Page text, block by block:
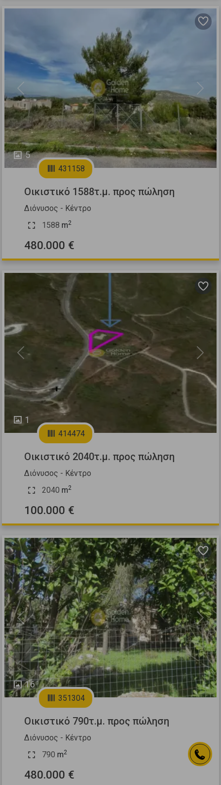
5
Previous Next
431158
Οικιστικό 1588τ.μ. προς πώληση
Διόνυσος - Κέντρο
1588 m2
480.000 €
1
Previous Next
414474
Οικιστικό 2040τ.μ. προς πώληση
Διόνυσος - Κέντρο
2040 m2
100.000 €
16
Previous Next
351304
Οικιστικό 790τ.μ. προς πώληση
Διόνυσος - Κέντρο
790 m2
480.000 €